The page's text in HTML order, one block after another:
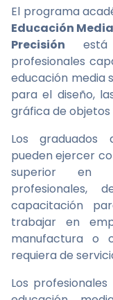
El programa
Educación
Precisión está
profesionales
educación media
para el diseño,
gráfica de objetos
Los graduados
pueden ejercer
superior en
profesionales,
capacitación
trabajar en
manufactura o
requiera de
Los